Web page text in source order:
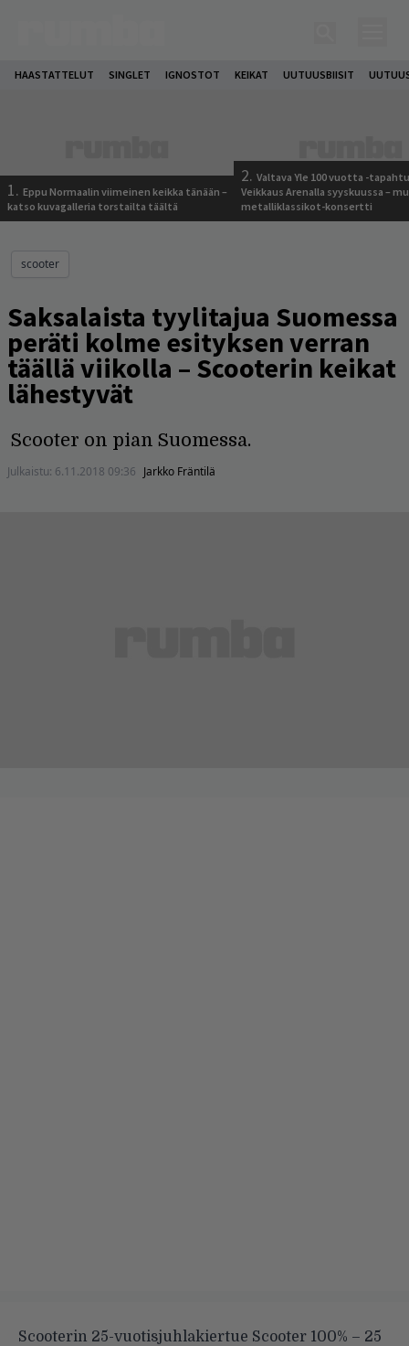
HAASTATTELUT SINGLET IGNOSTOT KEIKAT UUTUUSBIISIT
1. Eppu Normaalin viimeinen keikka tänään –
katso kuvagalleria torstailta täältä
2. Valtava Yle 100 vuotta -
Veikkaus Arenalla syyskuussa –
metalliklassikot-konsertti
scooter
Saksalaista tyylitajua Suomessa
peräti kolme esityksen verran
täällä viikolla – Scooterin keikat
lähestyvät
Scooter on pian Suomessa.
Julkaistu: 6.11.2018 09:36 Jarkko Fräntilä
Scooterin 25-vuotisjuhlakiertue Scooter 100% – 25